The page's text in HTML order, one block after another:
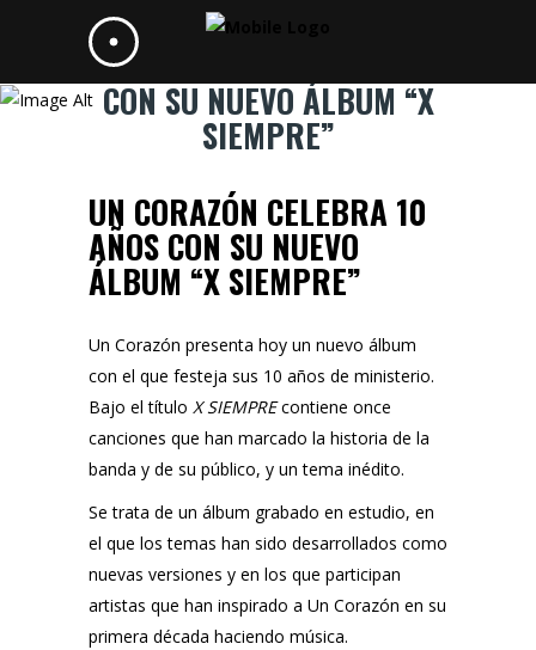
UN CORAZÓN CELEBRA 10 AÑOS
CON SU NUEVO ÁLBUM “X
SIEMPRE”
UN CORAZÓN CELEBRA 10
AÑOS CON SU NUEVO
ÁLBUM “X SIEMPRE”
Un Corazón presenta hoy un nuevo álbum
con el que festeja sus 10 años de ministerio.
Bajo el título X SIEMPREcontiene once
canciones que han marcado la historia de la
banda y de su público, y un tema inédito.
Se trata de un álbum grabado en estudio, en
el que los temas han sido desarrollados como
nuevas versiones y en los que participan
artistas que han inspirado a Un Corazón en su
primera década haciendo música.